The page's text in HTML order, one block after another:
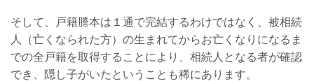
そして、戸籍謄本は１通で完結するわけではなく、被相続
人（亡くなられた方）の生まれてからお亡くなりになるま
での全戸籍を取得することにより、相続人となる者が確認
でき、隠し子がいたということも稀にあります。